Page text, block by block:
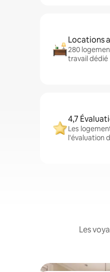
Locations
280
travail dédié
4,7
Les
l'évaluation
Les